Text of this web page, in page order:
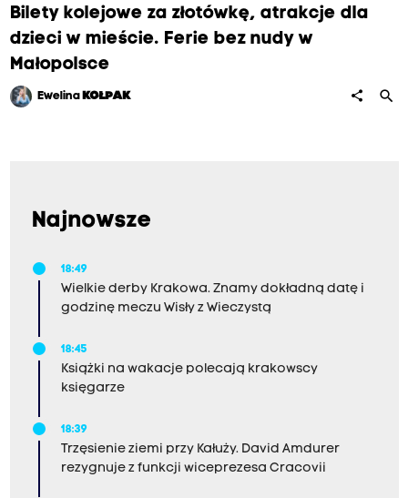
Bilety kolejowe za złotówkę, atrakcje dla
dzieci w mieście. Ferie bez nudy w
Małopolsce
Ewelina KOŁPAK share search
Najnowsze
18:49
Wielkie derby Krakowa. Znamy dokładną datę i
godzinę meczu Wisły z Wieczystą
18:45
Książki na wakacje polecają krakowscy
księgarze
18:39
Trzęsienie ziemi przy Kałuży. David Amdurer
rezygnuje z funkcji wiceprezesa Cracovii